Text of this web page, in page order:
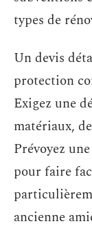
types de
Un devis
protection
Exigez une
matériaux,
Prévoyez une
pour faire
ancienne